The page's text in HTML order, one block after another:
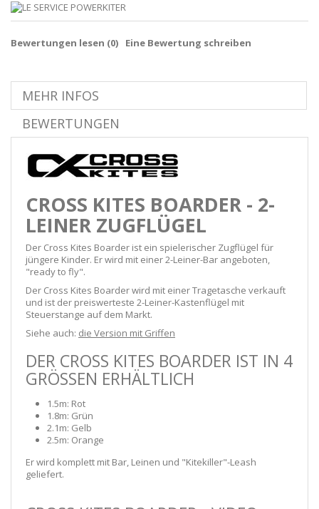
Bewertungen lesen (0) Eine Bewertung schreiben
MEHR INFOS
BEWERTUNGEN
CROSS KITES BOARDER - 2-
LEINER ZUGFLÜGEL
Der Cross Kites Boarder ist ein spielerischer Zugflügel für
jüngere Kinder. Er wird mit einer 2-Leiner-Bar angeboten,
"ready to fly".
Der Cross Kites Boarder wird mit einer Tragetasche verkauft
und ist der preiswerteste 2-Leiner-Kastenflügel mit
Steuerstange auf dem Markt.
Siehe auch: die Version mit Griffen
DER CROSS KITES BOARDER IST IN 4
GRÖSSEN ERHÄLTLICH
1.5m: Rot
1.8m: Grün
2.1m: Gelb
2.5m: Orange
Er wird komplett mit Bar, Leinen und "Kitekiller"-Leash
geliefert.